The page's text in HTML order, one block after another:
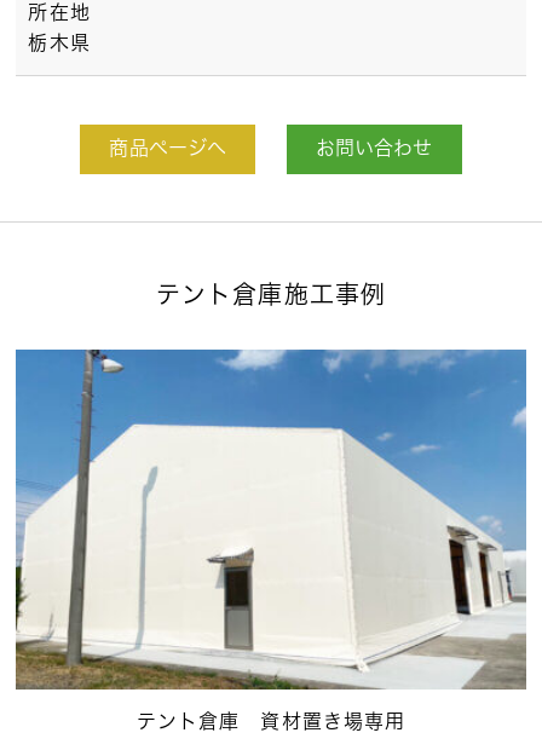
所在地
栃木県
商品ページへ お問い合わせ
テント倉庫施工事例
テント倉庫 資材置き場専用